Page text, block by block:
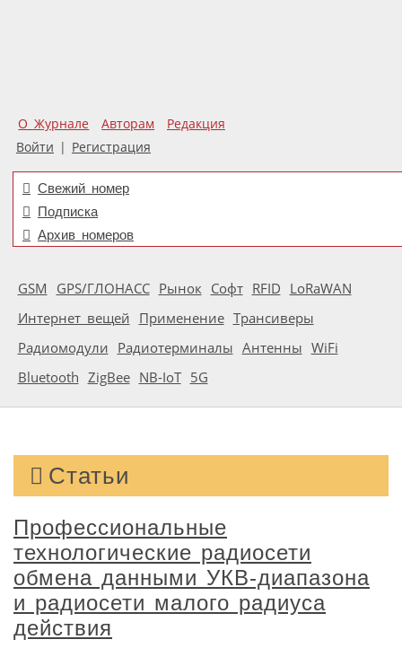
О Журнале Авторам
Редакция
Войти | Регистрация
Свежий номер
Подписка
Архив номеров
GSM GPS/ГЛОНАСС Рынок Софт RFID LoRaWAN
Интернет вещей Применение Трансиверы
Радиомодули Радиотерминалы Антенны WiFi
Bluetooth ZigBee NB-IoT 5G
Статьи
Профессиональные
технологические радиосети
обмена данными УКВ-диапазона
и радиосети малого радиуса
действия